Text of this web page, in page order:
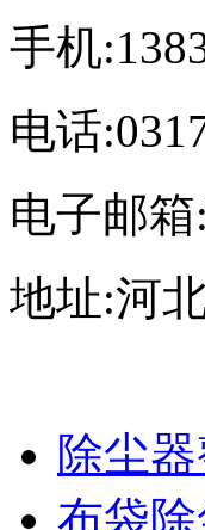
手机
电话
电子邮箱
地址:河
除尘
布袋除